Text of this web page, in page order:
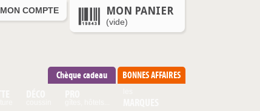
MON COMPTE MON PANIER
(vide)
BONNES AFFAIRES
Chèque cadeau